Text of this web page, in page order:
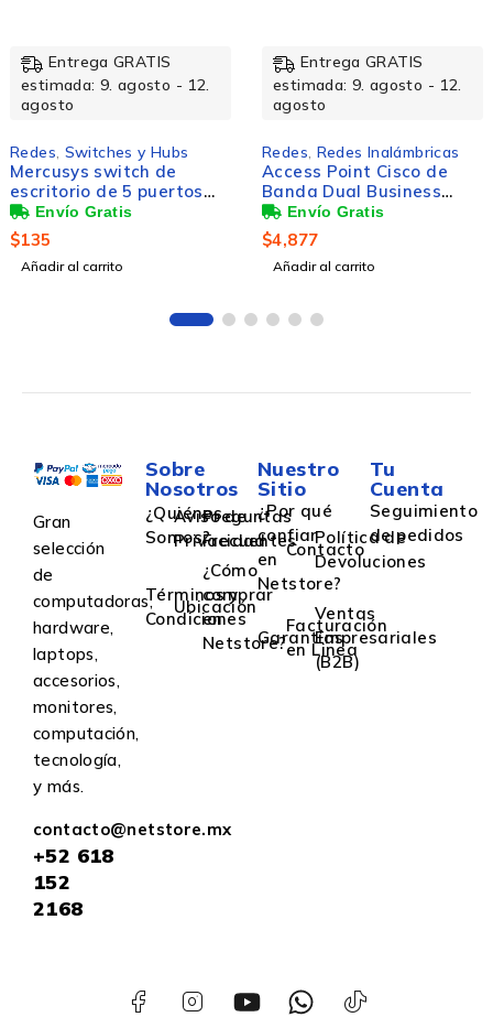
- 12.
Hubs
de
Entrega GRATIS
estimada: 9. agosto - 12.
Redes,Redes Inalámbricas
Access Point Cisco de
Banda Dual Business
240AC, 1733 Mbit/s, 2x RJ-
45, 2.4/5GHz - No Incluye
Inyector PoE y Licencia
SmarNet
Entrega
estimada: 9.
Redes,Redes
Router TP-
Sistema de
Malla AC1200
Piezas
Gran
selección
de
computadoras,
hardware,
laptops,
accesorios,
monitores,
computación,
tecnología,
y más.
contacto@netstore.mx
+52 618
152
2168
Sobre
Nosotros
¿Quiénes
Somos?
Aviso de
Privacidad
Preguntas
Frecuentes
Términos y
Condiciones
Ubicación
¿Cómo
comprar
en
Netstore?
Nuestro
Sitio
¿Por qué
confiar
en
Netstore?
Contacto
Política de
Devoluciones
Garantías
Facturación
en Linea
Ventas
Empresariales
(B2B)
Tu
Cuenta
Seguimiento
de pedidos